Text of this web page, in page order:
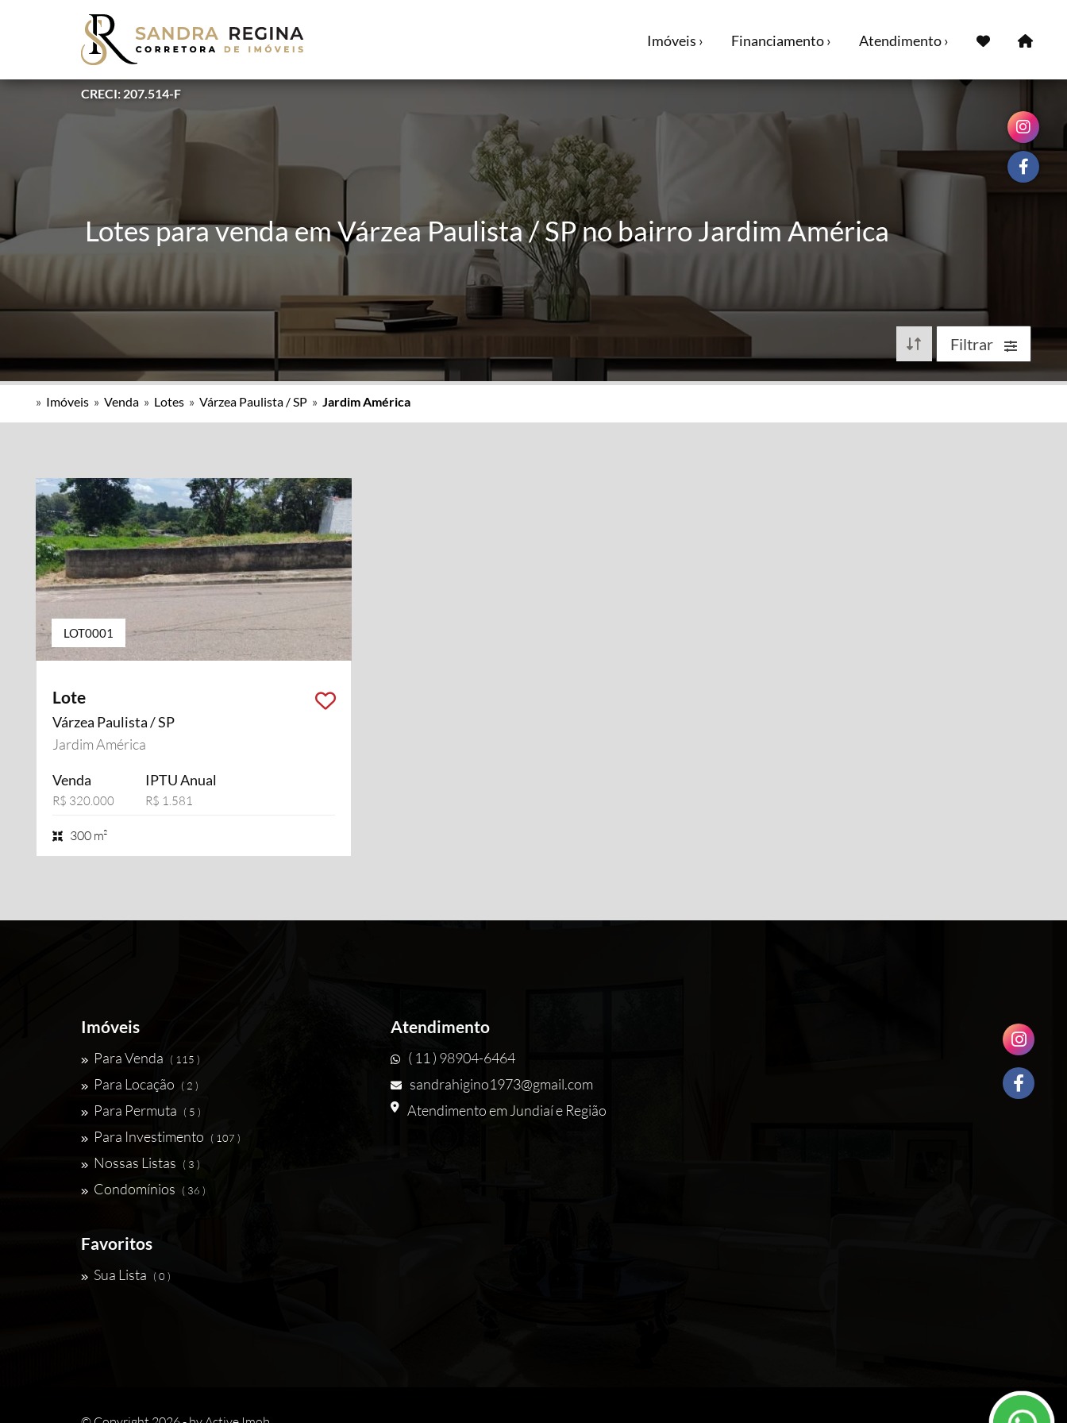
CRECI: 207.514-F
Imóveis › Financiamento › Atendimento ›
Lotes para venda em Várzea Paulista / SP no bairro Jardim América
Filtrar
» Imóveis » Venda » Lotes » Várzea Paulista / SP » Jardim América
LOT0001
Lote
Várzea Paulista / SP
Jardim América
Venda
R$ 320.000
IPTU Anual
R$ 1.581
300 m²
Imóveis
Para Venda ( 115 )
Para Locação ( 2 )
Para Permuta ( 5 )
Para Investimento ( 107 )
Nossas Listas ( 3 )
Condomínios ( 36 )
Favoritos
Sua Lista ( 0 )
Atendimento
( 11 ) 98904-6464
sandrahigino1973@gmail.com
Atendimento em Jundiaí e Região